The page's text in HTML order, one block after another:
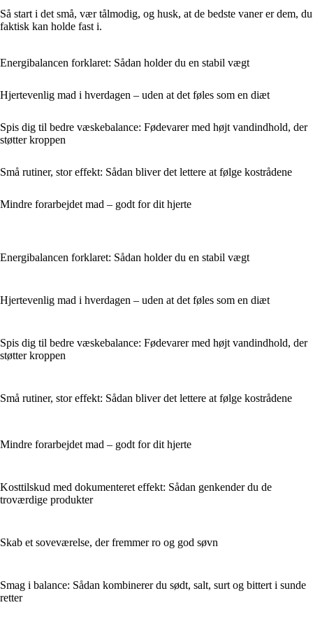
Så start i det små, vær tålmodig, og husk, at de bedste vaner er dem, du
faktisk kan holde fast i.
Energibalancen forklaret: Sådan holder du en stabil vægt
Hjertevenlig mad i hverdagen – uden at det føles som en diæt
Spis dig til bedre væskebalance: Fødevarer med højt vandindhold, der
støtter kroppen
Små rutiner, stor effekt: Sådan bliver det lettere at følge kostrådene
Mindre forarbejdet mad – godt for dit hjerte
Energibalancen forklaret: Sådan holder du en stabil vægt
Hjertevenlig mad i hverdagen – uden at det føles som en diæt
Spis dig til bedre væskebalance: Fødevarer med højt vandindhold, der
støtter kroppen
Små rutiner, stor effekt: Sådan bliver det lettere at følge kostrådene
Mindre forarbejdet mad – godt for dit hjerte
Kosttilskud med dokumenteret effekt: Sådan genkender du de
troværdige produkter
Skab et soveværelse, der fremmer ro og god søvn
Smag i balance: Sådan kombinerer du sødt, salt, surt og bittert i sunde
retter